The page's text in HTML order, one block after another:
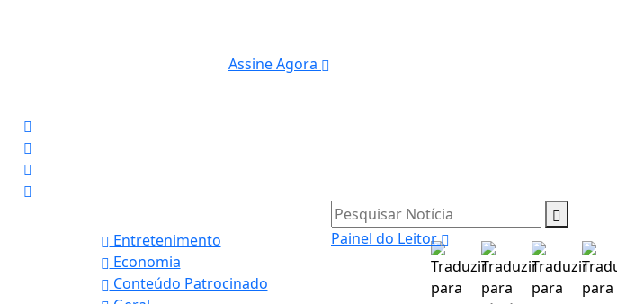
Assine Agora
Entretenimento
Economia
Conteúdo Patrocinado
Pesquisar Notícia
Painel do Leitor